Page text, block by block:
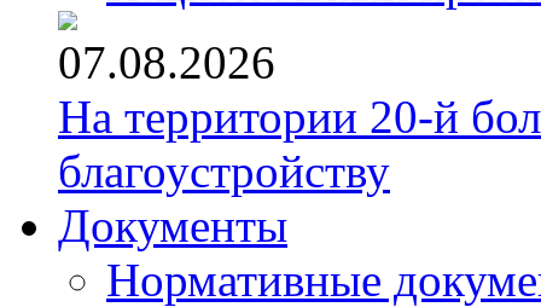
07.08.2026
На территории 20-й
благоустройству
Документы
Нормативные